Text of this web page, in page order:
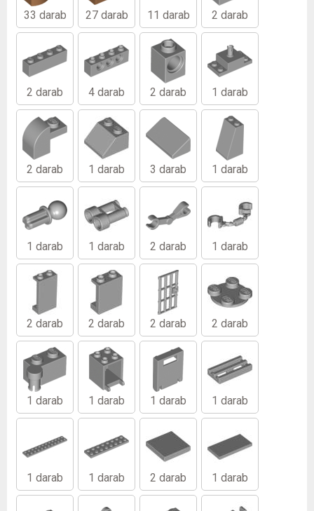
33 darab 27 darab 11 darab 2 darab
2 darab 4 darab 2 darab 1 darab
2 darab 1 darab 3 darab 1 darab
1 darab 1 darab 2 darab 1 darab
2 darab 2 darab 2 darab 2 darab
1 darab 1 darab 1 darab 1 darab
1 darab 1 darab 2 darab 1 darab